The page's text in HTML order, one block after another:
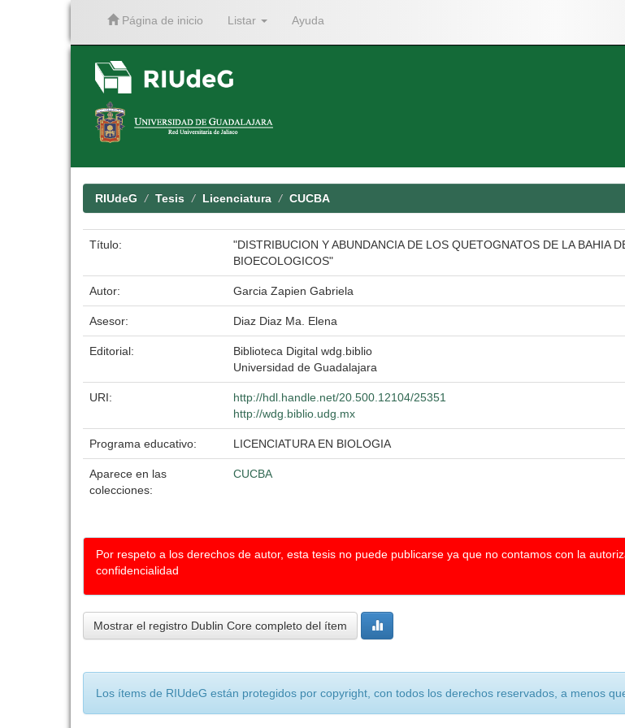
Página de inicio Listar Ayuda
RIUdeG Tesis Licenciatura CUCBA
Título:
"DISTRIBUCION Y ABUNDANCIA DE LOS QUETOGNATOS DE LA BAHIA
BIOECOLOGICOS"
Autor: Garcia Zapien Gabriela
Asesor: Diaz Diaz Ma. Elena
Editorial:
Biblioteca Digital wdg.biblio
Universidad de Guadalajara
URI:
http://hdl.handle.net/20.500.12104/25351
http://wdg.biblio.udg.mx
Programa educativo: LICENCIATURA EN BIOLOGIA
Aparece en las
colecciones:
CUCBA
Por respeto a los derechos de autor, esta tesis no puede publicarse ya que no contamos con la
confidencialidad
Mostrar el registro Dublin Core completo del ítem
Los ítems de RIUdeG están protegidos por copyright, con todos los derechos reservados, a menos